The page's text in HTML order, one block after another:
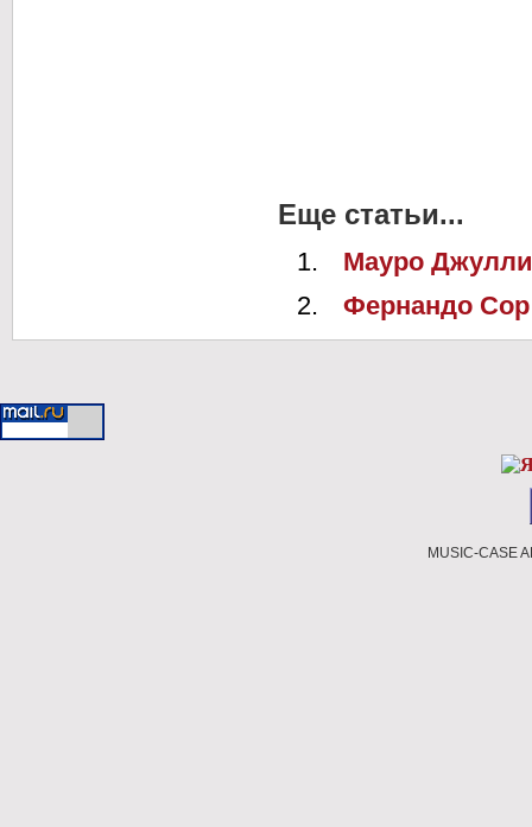
Еще статьи...
Мауро
Фернандо Сор
MUSIC-CASE